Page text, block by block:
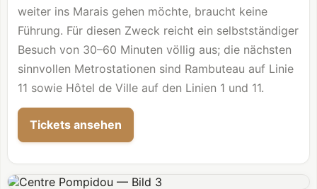
weiter ins Marais gehen möchte, braucht keine
Führung. Für diesen Zweck reicht ein selbstständiger
Besuch von 30–60 Minuten völlig aus; die nächsten
sinnvollen Metrostationen sind Rambuteau auf Linie
11 sowie Hôtel de Ville auf den Linien 1 und 11.
Tickets ansehen